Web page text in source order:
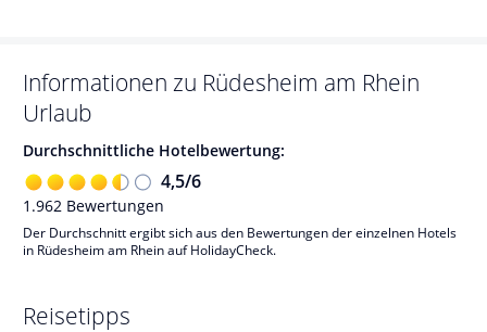
Informationen zu Rüdesheim am Rhein
Urlaub
Durchschnittliche Hotelbewertung:
4,5/6
1.962 Bewertungen
Der Durchschnitt ergibt sich aus den Bewertungen der einzelnen Hotels
in Rüdesheim am Rhein auf HolidayCheck.
Reisetipps